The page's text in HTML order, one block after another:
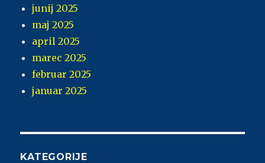
junij 2025
maj 2025
april 2025
marec 2025
februar 2025
januar 2025
KATEGORIJE